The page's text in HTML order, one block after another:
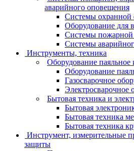
аварийного оповещения
Системы охранной
Оборудование для
Системы пожарной
Системы
Инструменты, техника
Оборудование паяльное
Оборудование
Газосварочное
Электросварочное
Бытовая техника и
Бытовая
Бытовая техника
Бытовая техника
Инструмент, измерительные
защиты